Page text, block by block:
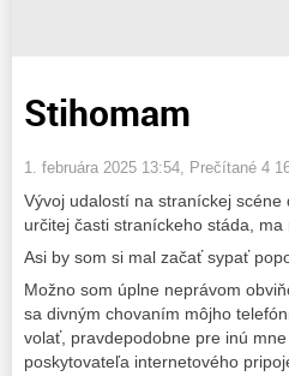
Stihomam
1. februára 2025 13:54 , Prečítané 4
Vývoj udalostí na straníckej
určitej časti straníckeho stáda,
Asi by som si mal začať sypať
Možno som úplne neprávom
sa divným chovaním môjho
volať, pravdepodobne pre inú
poskytovateľa internetového